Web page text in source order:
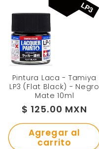
Pintura Laca - Tamiya
LP3 (Flat Black) - Negro
Mate 10ml
Precio
habitual
$ 125.00 MXN
Agregar al
carrito